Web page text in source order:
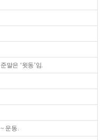
준말은 ‘윗동’임.
~ 운동.